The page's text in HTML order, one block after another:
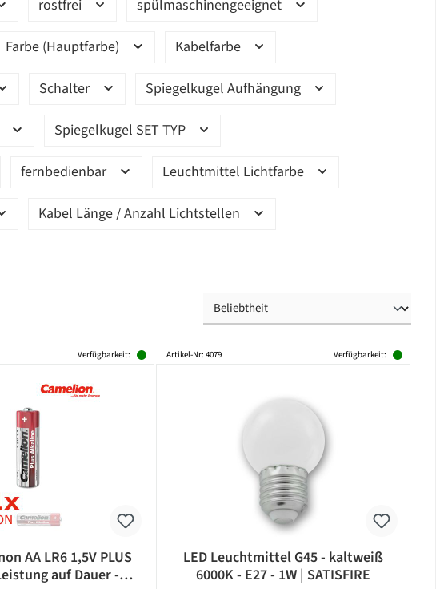
rostfrei spülmaschinengeeignet
Farbe (Hauptfarbe) Kabelfarbe
Schalter Spiegelkugel Aufhängung
Spiegelkugel SET TYP
fernbedienbar Leuchtmittel Lichtfarbe
Kabel Länge / Anzahl Lichtstellen
Verfügbarkeit:
AA LR6 1,5V PLUS
auf Dauer -
Artikel-Nr: 4079 Verfügbarkeit:
LED Leuchtmittel G45 - kaltweiß
6000K - E27 - 1W | SATISFIRE